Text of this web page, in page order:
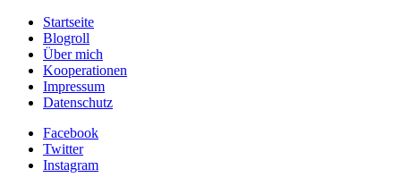
Startseite
Blogroll
Über mich
Kooperationen
Impressum
Datenschutz
Facebook
Twitter
Instagram